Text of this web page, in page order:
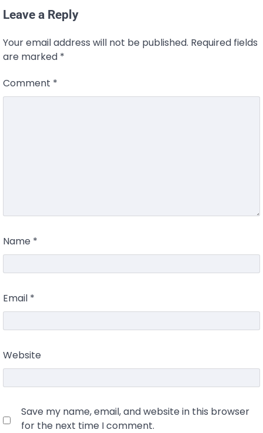
Leave a Reply
Your email address will not be published. Required fields
are marked *
Comment *
Name *
Email *
Website
Save my name, email, and website in this browser
for the next time I comment.